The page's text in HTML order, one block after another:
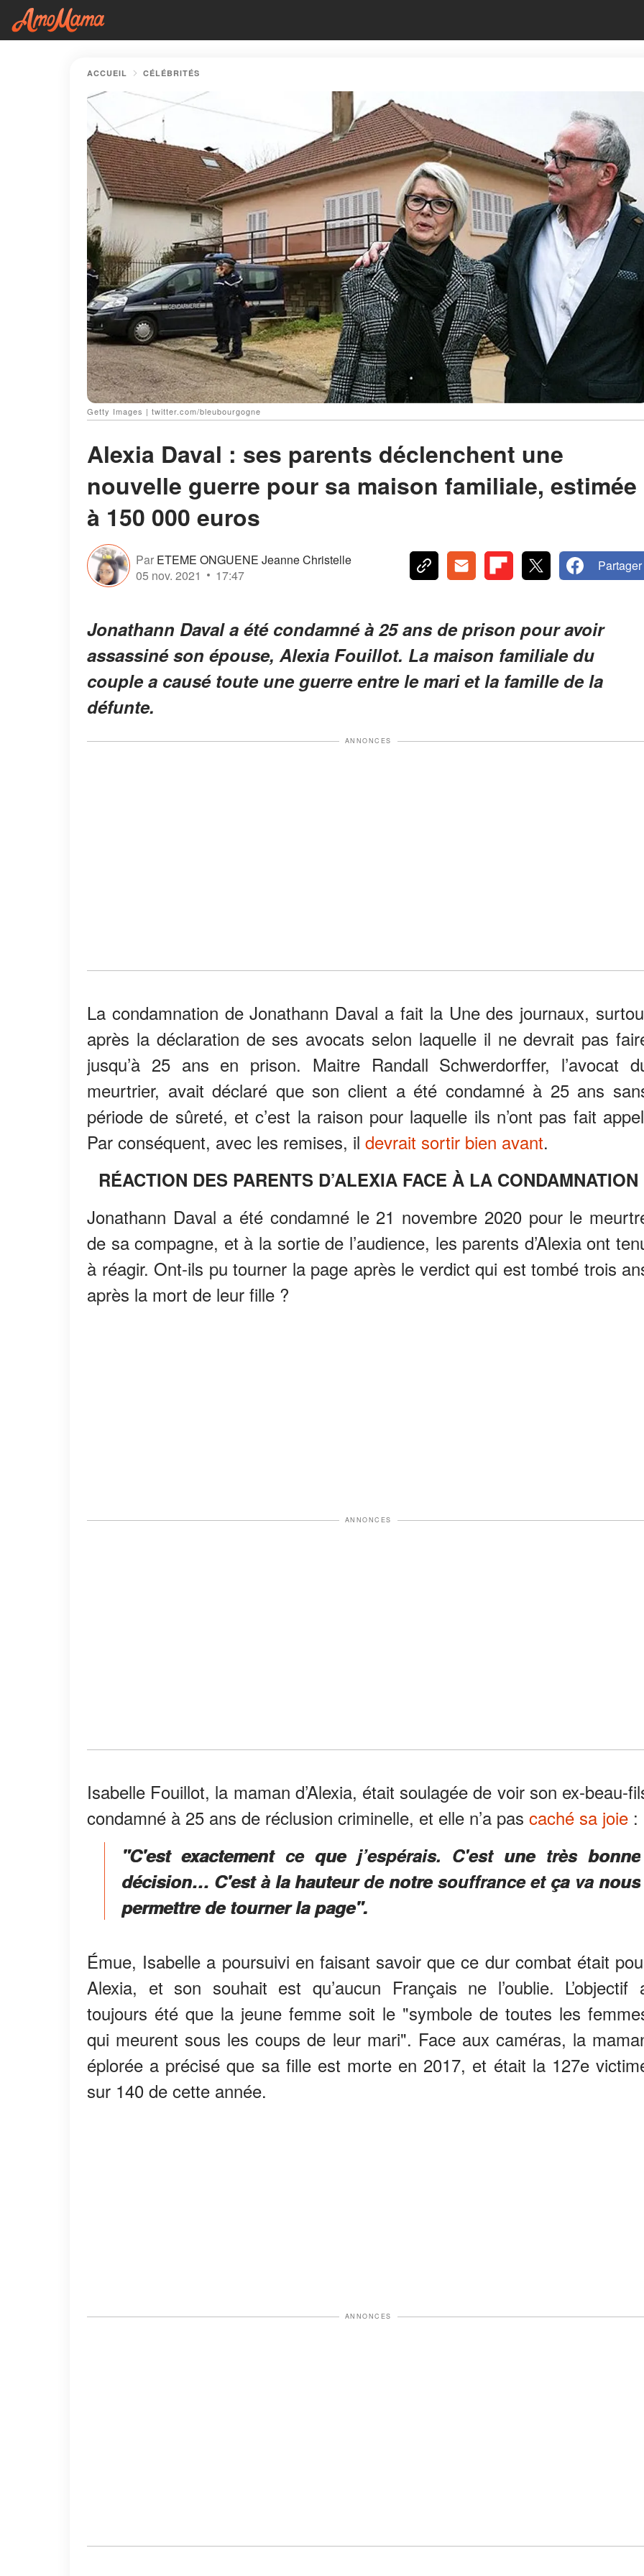
ACCUEIL CÉLÉBRITÉS
Getty Images | twitter.com/bleubourgogne
Alexia Daval : ses parents déclenchent une
nouvelle guerre pour sa maison familiale, estimée
à 150 000 euros
Par ETEME ONGUENE Jeanne Christelle
05 nov. 2021
17:47
Partager
Jonathann Daval a été condamné à 25 ans de prison pour avoir
assassiné son épouse, Alexia Fouillot. La maison familiale du
couple a causé toute une guerre entre le mari et la famille de la
défunte.
ANNONCES
La condamnation de Jonathann Daval a fait la Une des journaux,
après la déclaration de ses avocats selon laquelle il ne devrait pas
jusqu’à 25 ans en prison. Maitre Randall Schwerdorffer, l’avocat
meurtrier, avait déclaré que son client a été condamné à 25 ans
période de sûreté, et c’est la raison pour laquelle ils n’ont pas fait
Par conséquent, avec les remises, il devrait sortir bien avant.
RÉACTION DES PARENTS D’ALEXIA FACE À LA CONDAMNATION
Jonathann Daval a été condamné le 21 novembre 2020 pour le
de sa compagne, et à la sortie de l’audience, les parents d’Alexia ont
à réagir. Ont-ils pu tourner la page après le verdict qui est tombé trois
après la mort de leur fille ?
ANNONCES
Isabelle Fouillot, la maman d’Alexia, était soulagée de voir son ex-beau-
condamné à 25 ans de réclusion criminelle, et elle n’a pas caché sa joie :
"C'est exactement ce que j’espérais. C'est une très bonne
décision… C'est à la hauteur de notre souffrance et ça va nous
permettre de tourner la page".
Émue, Isabelle a poursuivi en faisant savoir que ce dur combat était
Alexia, et son souhait est qu’aucun Français ne l’oublie. L’objectif
toujours été que la jeune femme soit le "symbole de toutes les
qui meurent sous les coups de leur mari". Face aux caméras, la
éplorée a précisé que sa fille est morte en 2017, et était la 127e
sur 140 de cette année.
ANNONCES